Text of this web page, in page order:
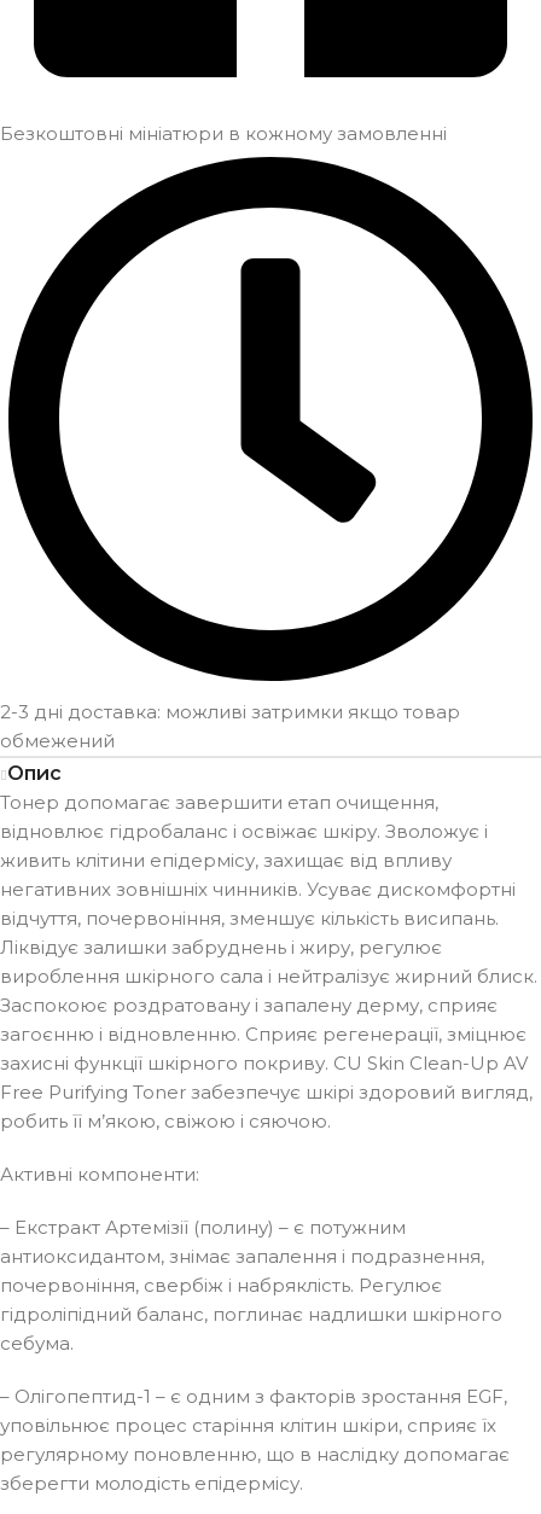
Безкоштовні мініатюри в кожному замовленні
2-3 дні доставка: можливі затримки якщо товар
обмежений
Опис
Тонер допомагає завершити етап очищення,
відновлює гідробаланс і освіжає шкіру. Зволожує і
живить клітини епідермісу, захищає від впливу
негативних зовнішніх чинників. Усуває дискомфортні
відчуття, почервоніння, зменшує кількість висипань.
Ліквідує залишки забруднень і жиру, регулює
вироблення шкірного сала і нейтралізує жирний блиск.
Заспокоює роздратовану і запалену дерму, сприяє
загоєнню і відновленню. Сприяє регенерації, зміцнює
захисні функції шкірного покриву. CU Skin Clean-Up AV
Free Purifying Toner забезпечує шкірі здоровий вигляд,
робить її м’якою, свіжою і сяючою.
Активні компоненти:
– Екстракт Артемізії (полину) – є потужним
антиоксидантом, знімає запалення і подразнення,
почервоніння, свербіж і набряклість. Регулює
гідроліпідний баланс, поглинає надлишки шкірного
себума.
– Олігопептид-1 – є одним з факторів зростання EGF,
уповільнює процес старіння клітин шкіри, сприяє їх
регулярному поновленню, що в наслідку допомагає
зберегти молодість епідермісу.